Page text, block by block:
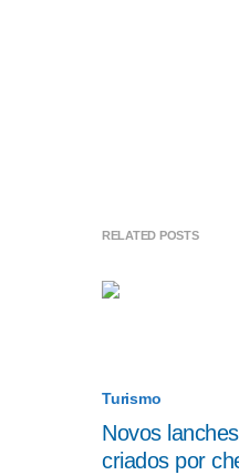
RELATED POSTS
Turismo
Novos
criados por